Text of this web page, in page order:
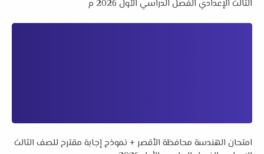
الثالث الإعدادي الفصل الدراسي الأول 2026 م
امتحان الهندسة محافظة الأقصر + نموذج إجابة مقترح للصف الثالث